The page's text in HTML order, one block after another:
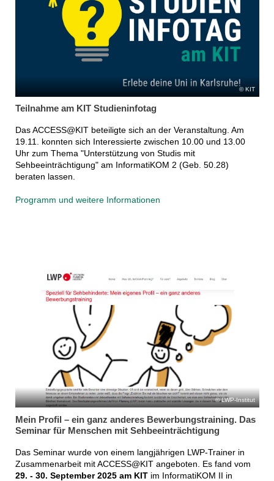
KIT
Teilnahme am KIT Studieninfotag
Das ACCESS@KIT beteiligte sich an der Veranstaltung. Am
19.11. konnten sich Interessierte zwischen 10.00 und 13.00
Uhr zum Thema "Unterstützung von Studis mit
Sehbeeinträchtigung" am InformatiKOM 2 (Geb. 50.28)
beraten lassen.
Programm und weitere Informationen
LWP-Institut
Mein Profil – ein ganz anderes Bewerbungstraining. Das
Seminar für Menschen mit Sehbeeinträchtigung
Das Seminar wurde von einem langjährigen LWP-Trainer in
Zusammenarbeit mit ACCESS@KIT angeboten. Es fand vom
29. - 30. September 2025 am KITim InformatiKOM II in